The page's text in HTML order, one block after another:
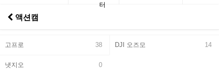
터
액션캠
고프로 38 DJI 오즈모 14
냇지오 0